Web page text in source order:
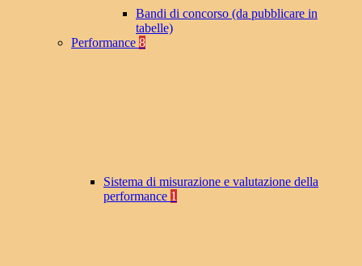
Bandi di concorso (da pubblicare in
tabelle)
Performance 8
Sistema di misurazione e valutazione della
performance 1